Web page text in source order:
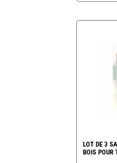
LOT DE 3
BOIS POUR